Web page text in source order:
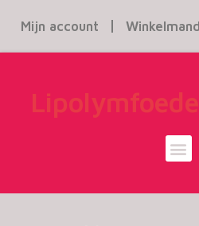
Mijn account Winkelmand